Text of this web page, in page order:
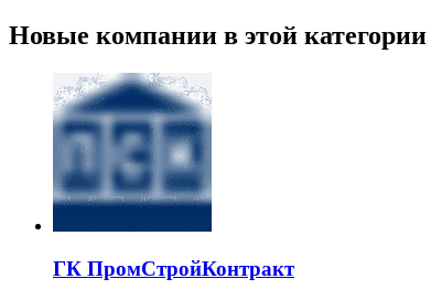
Новые компании в этой категории
ГК ПромСтройКонтракт